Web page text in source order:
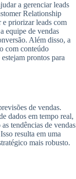
a gerenciar leads
Relationship
e priorizar leads com
equipe de vendas
Além disso, a
com conteúdo
prontos para
de vendas.
dados em tempo real,
tendências de vendas
resulta em uma
mais robusto.